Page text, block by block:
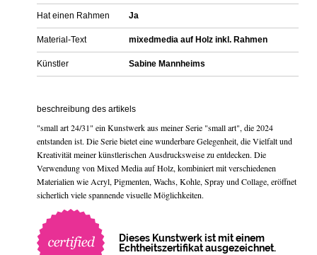
Hat einen Rahmen Ja
Material-Text mixedmedia auf Holz inkl. Rahmen
Künstler Sabine Mannheims
beschreibung des artikels
"small art 24/31" ein Kunstwerk aus meiner Serie "small art", die 2024
entstanden ist. Die Serie bietet eine wunderbare Gelegenheit, die Vielfalt und
Kreativität meiner künstlerischen Ausdrucksweise zu entdecken. Die
Verwendung von Mixed Media auf Holz, kombiniert mit verschiedenen
Materialien wie Acryl, Pigmenten, Wachs, Kohle, Spray und Collage, eröffnet
sicherlich viele spannende visuelle Möglichkeiten.
Dieses Kunstwerk ist mit einem
Echtheitszertifikat ausgezeichnet.